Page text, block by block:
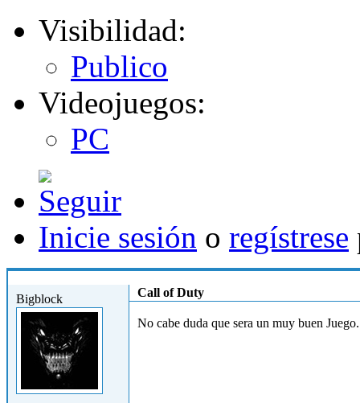
Visibilidad:
Publico
Videojuegos:
PC
Inicie sesión o regístrese
Bigblock Call of Duty
No cabe duda que sera un muy buen